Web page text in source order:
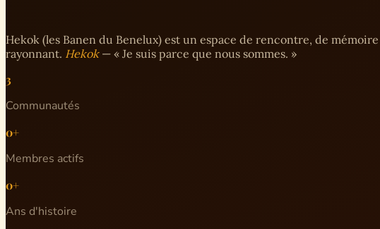
Hekok (les Banen du Benelux) est un espace de rencontre, de
rayonnant. Hekok— « Je suis parce que nous sommes. »
3
Communautés
0+
Membres actifs
0+
Ans d'histoire